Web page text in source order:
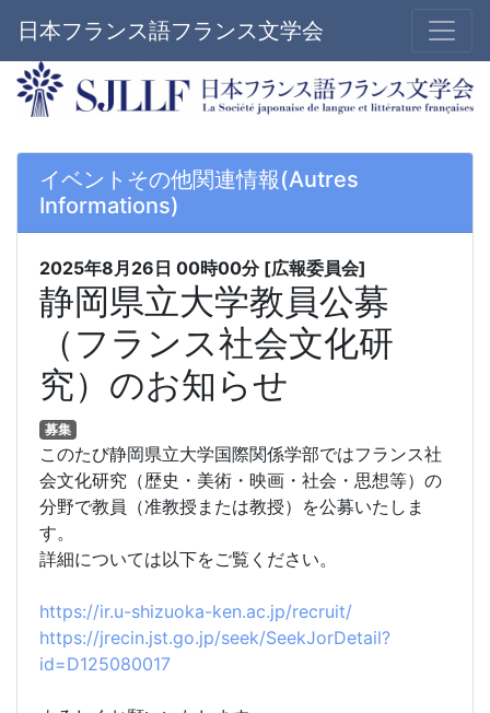
日本フランス語フランス文学会
イベントその他関連情報(Autres
Informations)
2025年8月26日 00時00分 [広報委員会]
静岡県立大学教員公募
（フランス社会文化研
究）のお知らせ
募集
このたび静岡県立大学国際関係学部ではフランス社
会文化研究（歴史・美術・映画・社会・思想等）の
分野で教員（准教授または教授）を公募いたしま
す。
詳細については以下をご覧ください。
https://ir.u-shizuoka-ken.ac.jp/recruit/
https://jrecin.jst.go.jp/seek/SeekJorDetail?
id=D125080017